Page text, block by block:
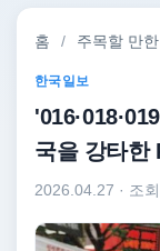
홈 / 주목할 만
한국일보
국을 강타한
2026.04.27 · 조